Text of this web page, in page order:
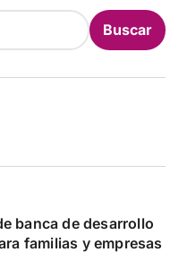
Buscar
banca de desarrollo
familias y empresas